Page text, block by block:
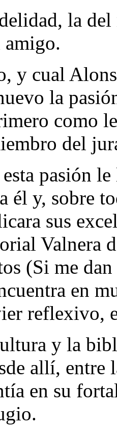
la
amigo.
y cual
la
como
del
pasión
él y, sobre
sus
Valnera
(Si me
en
reflexivo,
y la
allí, entre
en su